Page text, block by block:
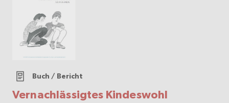
Vernachlässigtes Kindeswohl
Buch / Bericht